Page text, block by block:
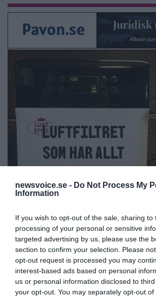
newsvoice.se - Do Not Process My
Information
If you wish to opt-out of the sale, sharing to
processing of your personal or sensitive
targeted advertising by us, please use the
section to confirm your selection. Please
opt-out request is processed you may
interest-based ads based on personal
us or personal information disclosed to
your opt-out. You may separately opt-out